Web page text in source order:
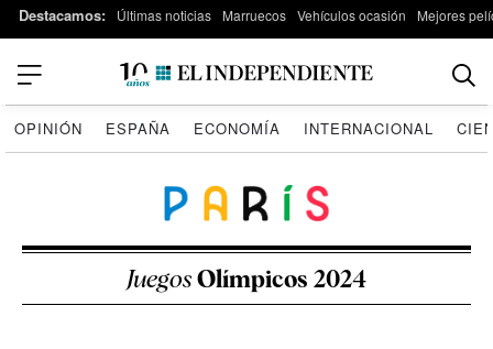
Destacamos: Últimas noticias Marruecos Vehículos ocasión Mejores
OPINIÓN ESPAÑA ECONOMÍA INTERNACIONAL
JuegosOlímpicos 2024